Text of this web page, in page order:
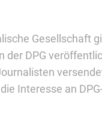
Gesellschaft
der DPG
Interesse an